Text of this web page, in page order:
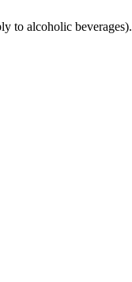
to alcoholic beverages).